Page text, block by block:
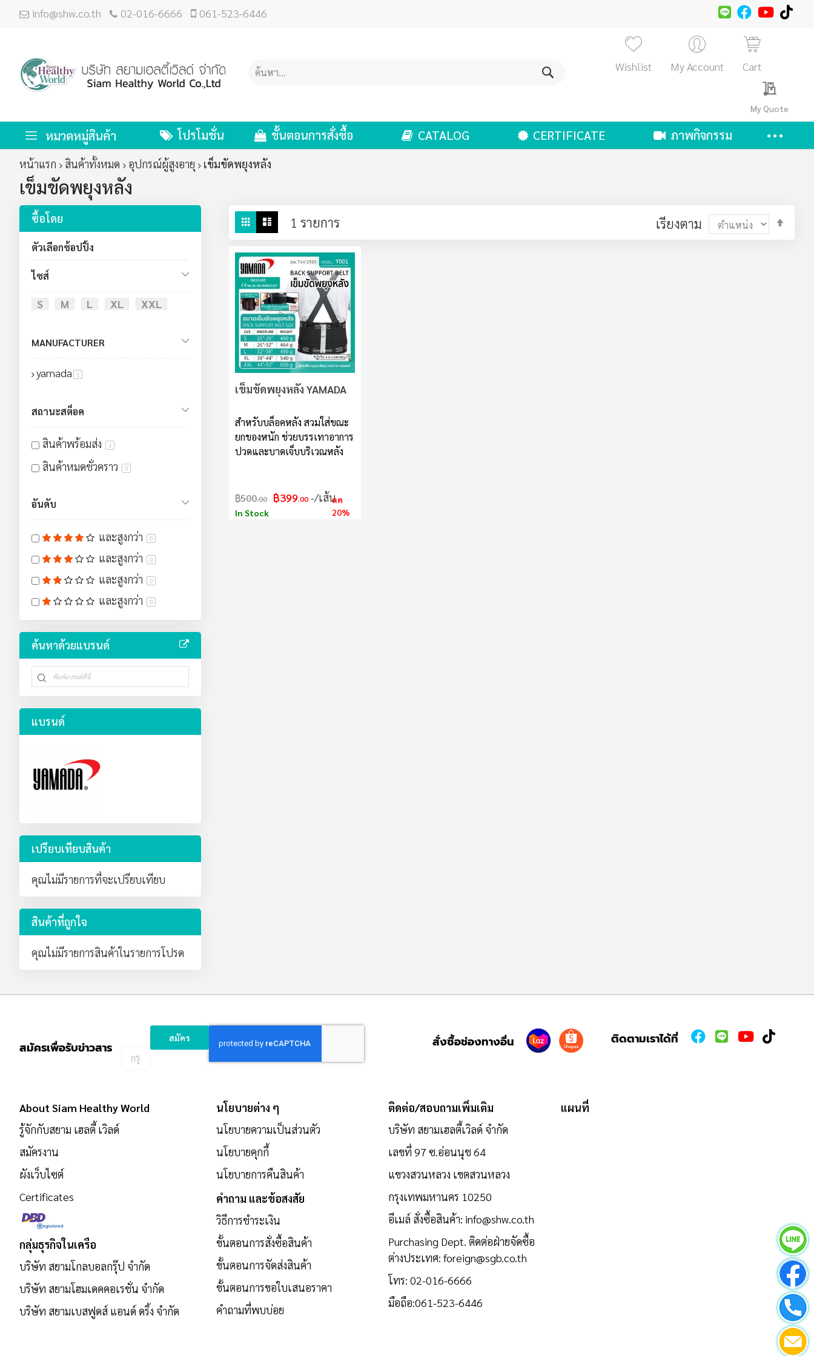
info@shw.co.th 02-016-6666 061-523-6446
My Quote
Wishlist My Account Cart
หมวดหมู่สินค้า โปรโมชั่น ขั้นตอนการสั่งซื้อ CATALOG CERTIFICATE ภาพกิจกรรม
หน้าแรก สินค้าทั้งหมด อุปกรณ์ผู้สูงอายุ เข็มขัดพยุงหลัง
เข็มขัดพยุงหลัง
ใน
มุม
มอง
ตาราง รายการ
1 รายการ เรียงตาม
เข็มขัดพยุงหลัง YAMADA
สำหรับบล็อคหลัง สวมใส่ขณะ
ยกของหนัก ช่วยบรรเทาอาการ
ปวดและบาดเจ็บบริเวณหลัง
฿500.00 ฿399.00 /เส้น
In Stock
ลด
20%
ซื้อโดย
ตัวเลือกช้อปปิ้ง
ไซส์
S M L XL XXL
MANUFACTURER
yamada 1
สถานะสต็อค
สินค้าพร้อมส่ง 1
สินค้าหมดชั่วคราว 0
อันดับ
และสูงกว่า 0
และสูงกว่า 0
และสูงกว่า 0
และสูงกว่า 0
ค้นหาด้วยแบรนด์
แบรนด์
เปรียบเทียบสินค้า
คุณไม่มีรายการที่จะเปรียบเทียบ
สินค้าที่ถูกใจ
คุณไม่มีรายการสินค้าในรายการโปรด
สมัครเพื่อรับข่าวสาร
อีเมล
รับ
สมัคร สั่งซื้อช่องทางอื่น ติดตามเราได้ที่
About Siam Healthy World
รู้จักกับสยาม เฮลตี้ เวิลด์
สมัครงาน
ผังเว็บไซต์
Certificates
กลุ่มธุรกิจในเครือ
บริษัท สยามโกลบอลกรุ๊ป จำกัด
บริษัท สยามโฮมเดคคอเรชั่น จำกัด
บริษัท สยามเบสฟูดส์ แอนด์ ดริ้ง จำกัด
นโยบายต่าง ๆ
นโยบายความเป็นส่วนตัว
นโยบายคุกกี้
นโยบายการคืนสินค้า
คำถาม และข้อสงสัย
วิธีการชำระเงิน
ขั้นตอนการสั่งซื้อสินค้า
ขั้นตอนการจัดส่งสินค้า
ขั้นตอนการขอใบเสนอราคา
คำถามที่พบบ่อย
ติดต่อ/สอบถามเพิ่มเติม
บริษัท สยามเฮลตี้เวิลด์ จำกัด
เลขที่ 97 ซ.อ่อนนุช 64
แขวงสวนหลวง เขตสวนหลวง
กรุงเทพมหานคร 10250
อีเมล์ สั่งซื้อสินค้า: info@shw.co.th
Purchasing Dept. ติดต่อฝ่ายจัดซื้อ
ต่างประเทศ:foreign@sgb.co.th
โทร: 02-016-6666
มือถือ:061-523-6446
แผนที่